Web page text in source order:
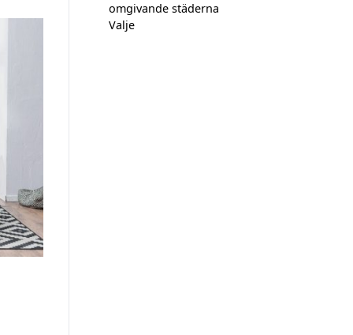
omgivande städerna
Valje